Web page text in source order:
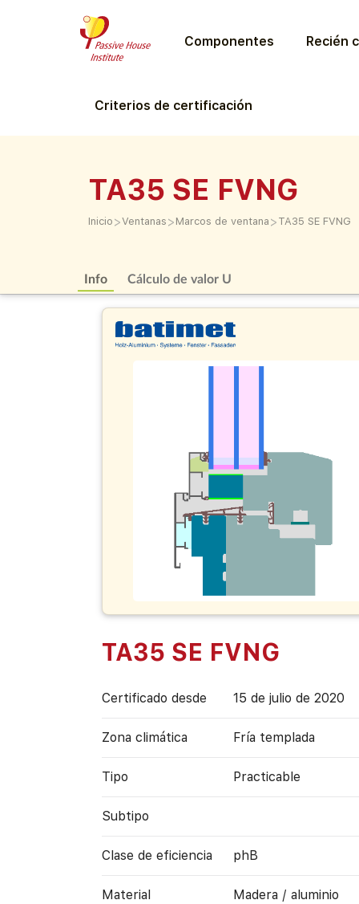
Componentes Recién
Criterios de certificación
TA35 SE FVNG
Inicio >Ventanas > Marcos de ventana > TA35 SE FVNG
Info Cálculo de valor U
TA35 SE FVNG
Certificado desde 15 de julio de 2020
Zona climática Fría templada
Tipo Practicable
Subtipo
Clase de eficiencia phB
Material Madera / aluminio